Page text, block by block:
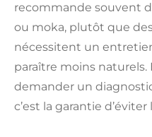
recommande souvent
ou moka, plutôt que
nécessitent un
paraître moins naturels.
demander un
c’est la garantie d’éviter